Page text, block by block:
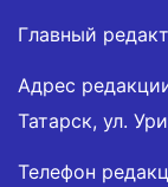
Главный
Адрес
Татарск, ул.
Телефон